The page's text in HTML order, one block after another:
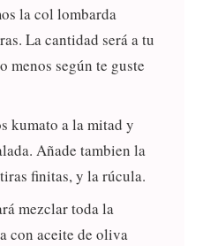
la col lombarda
La cantidad será a tu
menos según te guste
kumato a la mitad y
Añade tambien la
finitas, y la rúcula.
mezclar toda la
con aceite de oliva